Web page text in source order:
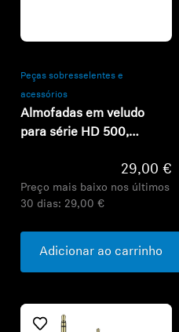
Peças sobresselentes e
acessórios
Almofadas em veludo
para série HD 500,
29,00 €
Preço mais baixo nos últimos
30 dias: 29,00 €
Adicionar ao carrinho